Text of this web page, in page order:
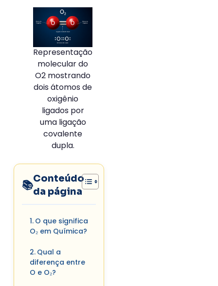
Representação
molecular do
O2 mostrando
dois átomos de
oxigênio
ligados por
uma ligação
covalente
dupla.
Conteúdo
da página
O que significa
O₂ em Química?
Qual a
diferença entre
O e O₂?